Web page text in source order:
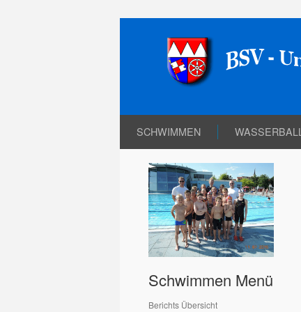
SCHWIMMEN WASSERBALL
Schwimmen Menü
Berichts Übersicht